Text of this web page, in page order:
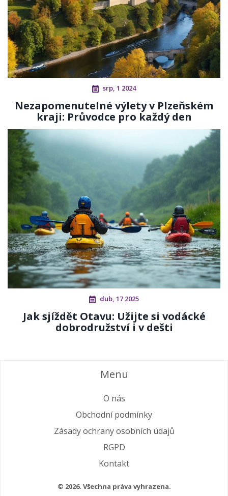
srp, 1 2024
Nezapomenutelné výlety v Plzeňském
kraji: Průvodce pro každý den
dub, 17 2025
Jak sjíždět Otavu: Užijte si vodácké
dobrodružství i v dešti
Menu
O nás
Obchodní podmínky
Zásady ochrany osobních údajů
RGPD
Kontakt
© 2026. Všechna práva vyhrazena.